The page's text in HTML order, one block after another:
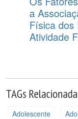
a
Física dos
Atividade
TAGs
Adolescente